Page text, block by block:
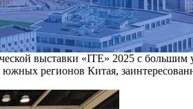
выставки «ITE» 2025 с
регионов Китая,